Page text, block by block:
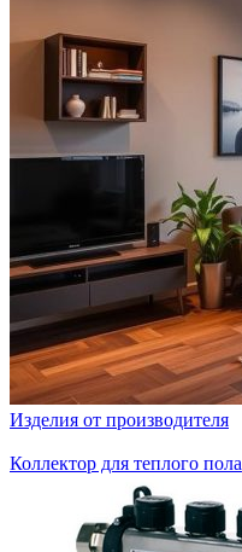
Изделия от производителя
Коллектор для теплого пола